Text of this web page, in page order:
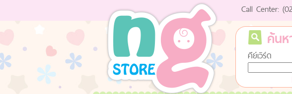
Call Center:
ค้น
คีย์เวิร์ด